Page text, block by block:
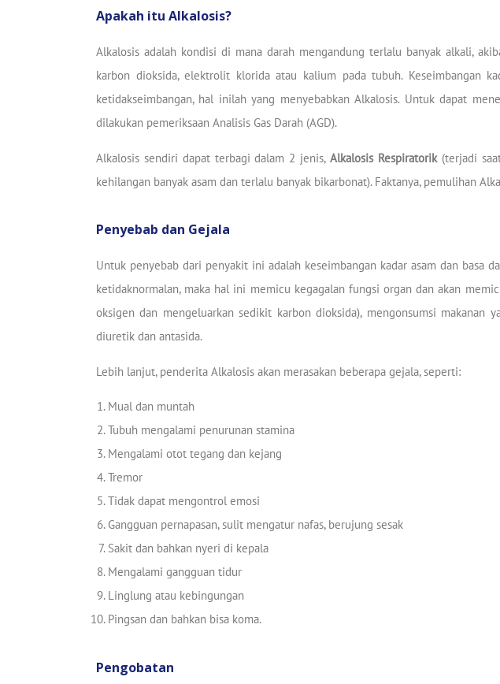
Apakah itu Alkalosis?
Alkalosis adalah kondisi di mana darah mengandung terlalu banyak alkali,
karbon dioksida, elektrolit klorida atau kalium pada tubuh. Keseimbangan
ketidakseimbangan, hal inilah yang menyebabkan Alkalosis. Untuk dapat
dilakukan pemeriksaan Analisis Gas Darah (AGD).
Alkalosis sendiri dapat terbagi dalam 2 jenis, Alkalosis Respiratorik(terjadi
kehilangan banyak asam dan terlalu banyak bikarbonat). Faktanya, pemulihan
Penyebab dan Gejala
Untuk penyebab dari penyakit ini adalah keseimbangan kadar asam dan basa
ketidaknormalan, maka hal ini memicu kegagalan fungsi organ dan akan
oksigen dan mengeluarkan sedikit karbon dioksida), mengonsumsi
diuretik dan antasida.
Lebih lanjut, penderita Alkalosis akan merasakan beberapa gejala, seperti:
Mual dan muntah
Tubuh mengalami penurunan stamina
Mengalami otot tegang dan kejang
Tremor
Tidak dapat mengontrol emosi
Gangguan pernapasan, sulit mengatur nafas, berujung sesak
Sakit dan bahkan nyeri di kepala
Mengalami gangguan tidur
Linglung atau kebingungan
Pingsan dan bahkan bisa koma.
Pengobatan